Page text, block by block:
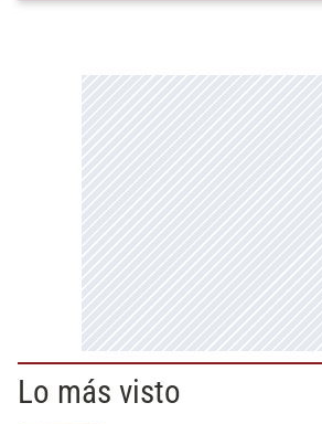
Lo más visto